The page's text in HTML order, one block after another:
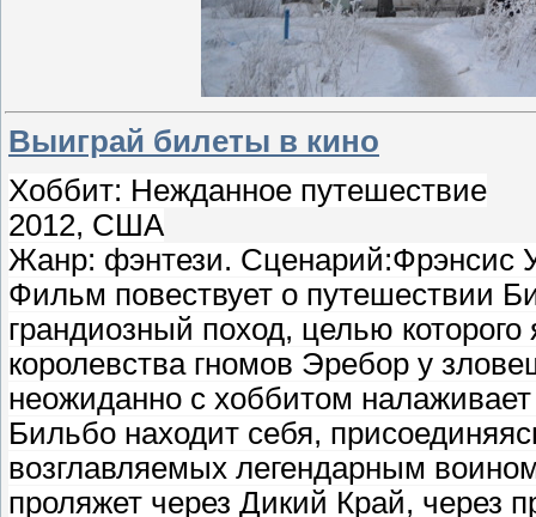
Выиграй билеты в кино
Хоббит: Нежданное путешествие
2012, США
Жанр: фэнтези. Сценарий:Фрэнсис
Фильм повествует о путешествии
грандиозный поход, целью которого
королевства гномов Эребор у
неожиданно с хоббитом
Бильбо находит себя,
возглавляемых легендарным
проляжет через Дикий Край, через